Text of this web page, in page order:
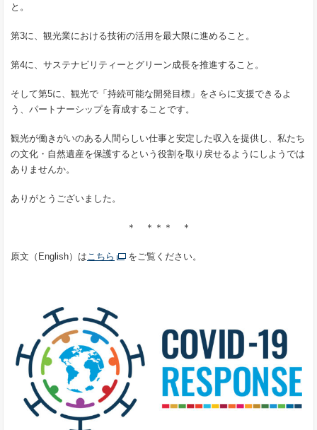
と。
第3に、観光業における技術の活用を最大限に進めること。
第4に、サステナビリティーとグリーン成長を推進すること。
そして第5に、観光で「持続可能な開発目標」をさらに支援できるよ
う、パートナーシップを育成することです。
観光が働きがいのある人間らしい仕事と安定した収入を提供し、私たち
の文化・自然遺産を保護するという役割を取り戻せるようにしようでは
ありませんか。
ありがとうございました。
＊ ＊＊＊ ＊
原文（English）はこちら をご覧ください。